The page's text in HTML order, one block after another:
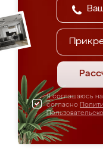
Я соглашаюсь
согласно